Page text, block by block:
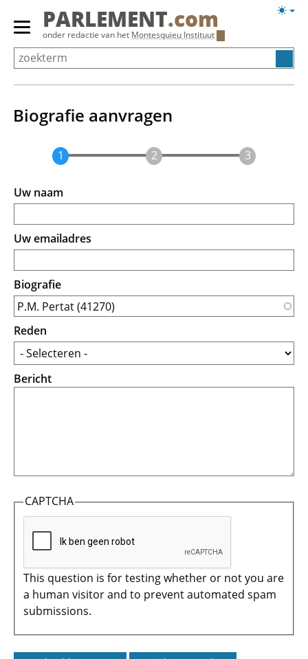
Overslaan
Primair
menu
tonen/verbergen
PARLEMENT.com
onder redactie van het Montesquieu Instituut
Biografie aanvragen
Uw naam
Uw emailadres
Biografie
Reden
Bericht
CAPTCHA
This question is for testing whether or not you are
a human visitor and to prevent automated spam
submissions.